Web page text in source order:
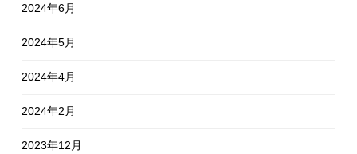
2024年6月
2024年5月
2024年4月
2024年2月
2023年12月